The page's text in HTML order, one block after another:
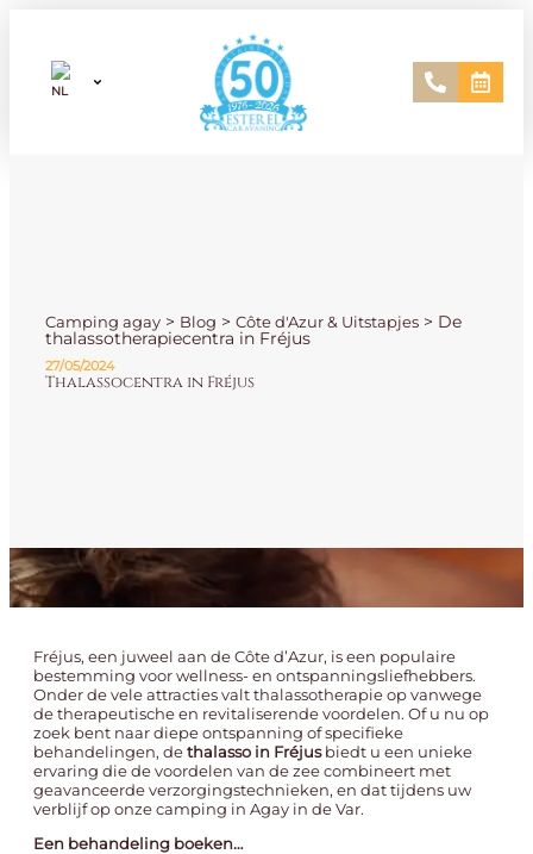
Camping agay > Blog > Côte d'Azur & Uitstapjes > De
thalassotherapiecentra in Fréjus
27/05/2024
Thalassocentra in Fréjus
Fréjus, een juweel aan de Côte d’Azur, is een populaire
bestemming voor wellness- en ontspanningsliefhebbers.
Onder de vele attracties valt thalassotherapie op vanwege
de therapeutische en revitaliserende voordelen. Of u nu op
zoek bent naar diepe ontspanning of specifieke
behandelingen, dethalasso in Fréjusbiedt u een unieke
ervaring die de voordelen van de zee combineert met
geavanceerde verzorgingstechnieken, en dat tijdens uw
verblijf op onzecamping in Agay in de Var.
Een behandeling boeken…